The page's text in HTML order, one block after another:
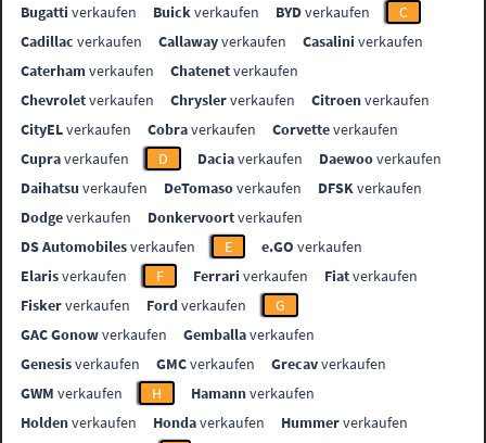
Bugatti verkaufen Buickverkaufen BYDverkaufen
C
Cadillac verkaufen Callawayverkaufen Casalini verkaufen
Caterhamverkaufen Chatenetverkaufen
Chevroletverkaufen Chryslerverkaufen Citroenverkaufen
CityELverkaufen Cobraverkaufen Corvetteverkaufen
Cupraverkaufen D Daciaverkaufen Daewooverkaufen
Daihatsu verkaufen DeTomasoverkaufen DFSKverkaufen
Dodgeverkaufen Donkervoortverkaufen
DS Automobilesverkaufen E e.GO verkaufen
Elarisverkaufen F Ferrari verkaufen Fiatverkaufen
Fiskerverkaufen Fordverkaufen
G
GAC Gonowverkaufen Gemballaverkaufen
Genesisverkaufen GMCverkaufen Grecavverkaufen
GWM verkaufen H Hamannverkaufen
Holdenverkaufen Hondaverkaufen Hummerverkaufen